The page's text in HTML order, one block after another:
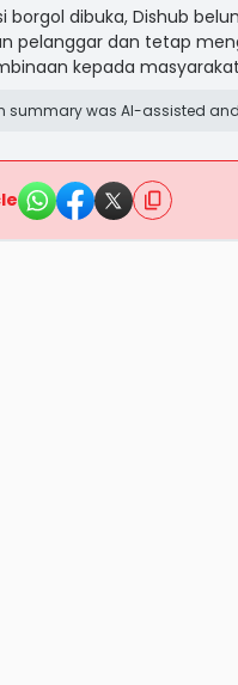
borgol dibuka, Dishub
pelanggar dan tetap
kepada
summary was AI-assisted